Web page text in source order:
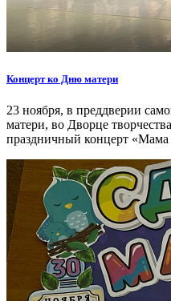
Концерт ко Дню матери
23 ноября, в преддверии
матери, во Дворце
праздничный концерт